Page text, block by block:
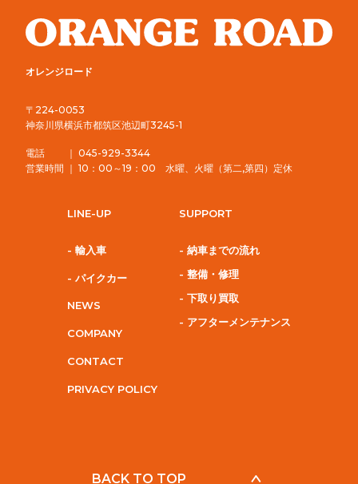
オレンジロード
〒224-0053
神奈川県横浜市都筑区池辺町3245-1
電話 ｜ 045-929-3344
営業時間 ｜ 10：00～19：00 水曜、火曜（第二,第四）定休
LINE-UP
- 輸入車
- パイクカー
NEWS
COMPANY
CONTACT
PRIVACY POLICY
SUPPORT
- 納車までの流れ
- 整備・修理
- 下取り買取
- アフターメンテナンス
BACK TO TOP